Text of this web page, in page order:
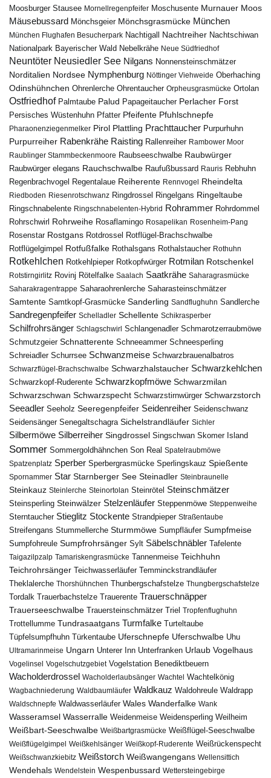
Moosburger Stausee Mornellregenpfeifer Moschusente Murnauer Moos
Mäusebussard Mönchsgeier Mönchsgrasmücke München
München Flughafen Besucherpark Nachtigall Nachtreiher Nachtschiwan
Nationalpark Bayerischer Wald Nebelkrähe Neue Südfriedhof
Neuntöter Neusiedler See Nilgans Nonnensteinschmätzer
Norditalien Nordsee Nymphenburg Nöttinger Viehweide Oberhaching
Odinshühnchen Ohrenlerche Ohrentaucher Orpheusgrasmücke Ortolan
Ostfriedhof Palmtaube Palud Papageitaucher Perlacher Forst
Persisches Wüstenhuhn Pfatter Pfeifente Pfuhlschnepfe
Pharaonenziegenmelker Pirol Plattling Prachttaucher Purpurhuhn
Purpurreiher Rabenkrähe Raisting Rallenreiher Rambower Moor
Raublinger Stammbeckenmoore Raubseeschwalbe Raubwürger
Raubwürger elegans Rauchschwalbe Raufußbussard Rauris Rebhuhn
Regenbrachvogel Regentalaue Reiherente Rennvogel Rheindelta
Riedboden Riesenrotschwanz Ringdrossel Ringelgans Ringeltaube
Ringschnabelente Ringschnabelenten-Hybrid Rohrammer Rohrdommel
Rohrschwirl Rohrweihe Rosaflamingo Rosapelikan Rosenheim-Pang
Rosenstar Rostgans Rotdrossel
Rotflügel-Brachschwalbe
Rotflügelgimpel Rotfußfalke Rothalsgans Rothalstaucher Rothuhn
Rotkehlchen Rotkehlpieper Rotkopfwürger Rotmilan Rotschenkel
Rotstirngirlitz Rovinj Rötelfalke Saalach Saatkrähe Saharagrasmücke
Saharakragentrappe Saharaohrenlerche Saharasteinschmätzer
Samtente Samtkopf-Grasmücke Sanderling Sandflughuhn Sandlerche
Sandregenpfeifer Schelladler Schellente Schikrasperber
Schilfrohrsänger Schlagschwirl Schlangenadler Schmarotzerraubmöwe
Schmutzgeier Schnatterente Schneeammer Schneesperling
Schreiadler Schurrsee Schwanzmeise Schwarzbrauenalbatros
Schwarzflügel-Brachschwalbe Schwarzhalstaucher Schwarzkehlchen
Schwarzkopf-Ruderente Schwarzkopfmöwe Schwarzmilan
Schwarzschwan Schwarzspecht Schwarzstirnwürger Schwarzstorch
Seeadler Seeholz Seeregenpfeifer Seidenreiher Seidenschwanz
Seidensänger Senegaltschagra Sichelstrandläufer Sichler
Silbermöwe Silberreiher Singdrossel Singschwan Skomer Island
Sommer Sommergoldhähnchen Son Real Spatelraubmöwe
Spatzenplatz Sperber Sperbergrasmücke Sperlingskauz Spießente
Spornammer Star Starnberger See Steinadler Steinbraunelle
Steinkauz Steinlerche Steinortolan Steinrötel Steinschmätzer
Steinsperling Steinwälzer Stelzenläufer Steppenmöwe Steppenweihe
Sterntaucher Stieglitz Stockente Strandpieper Straßentaube
Streifengans Stummellerche Sturmmöwe Sumpfläufer Sumpfmeise
Sumpfohreule Sumpfrohrsänger Sylt Säbelschnäbler Tafelente
Taigazilpzalp Tamariskengrasmücke Tannenmeise Teichhuhn
Teichrohrsänger Teichwasserläufer Temminckstrandläufer
Theklalerche Thorshühnchen Thunbergschafstelze Thungbergschafstelze
Tordalk Trauerbachstelze Trauerente Trauerschnäpper
Trauerseeschwalbe Trauersteinschmätzer Triel Tropfenflughuhn
Trottellumme Tundrasaatgans Turmfalke Turteltaube
Tüpfelsumpfhuhn
Türkentaube Uferschnepfe Uferschwalbe Uhu
Ultramarinmeise Ungarn Unterer Inn Unterfranken Urlaub Vogelhaus
Vogelinsel Vogelschutzgebiet Vogelstation Benediktbeuern
Wacholderdrossel Wacholderlaubsänger Wachtel Wachtelkönig
Wagbachniederung Waldbaumläufer Waldkauz Waldohreule Waldrapp
Waldschnepfe Waldwasserläufer Wales Wanderfalke Wank
Wasseramsel Wasserralle Weidenmeise Weidensperling Weilheim
Weißbart-Seeschwalbe Weißbartgrasmücke Weißflügel-Seeschwalbe
Weißflügelgimpel Weißkehlsänger Weißkopf-Ruderente Weißrückenspecht
Weißschwanzkiebitz Weißstorch Weißwangengans Wellensittich
Wendehals Wendelstein Wespenbussard Wettersteingebirge